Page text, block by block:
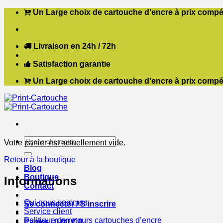
Passer
contenu
Un Large choix de cartouche d'encre à prix
Livraison en 24h / 72h
Satisfaction garantie
Un Large choix de cartouche d'encre à prix
Recherche
pour :
Blog
Boutique
Contact
Se connecter / S’inscrire
Votre panier est actuellement vide.
Retour à la boutique
Informations
Qui nous sommes
Service client
Politique de retours cartouches d’encre